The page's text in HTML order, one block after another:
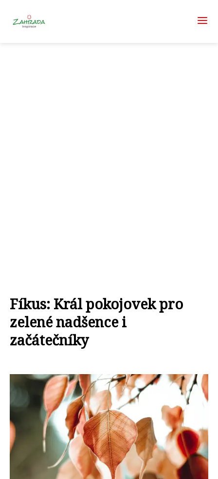
Fíkus: Král pokojovek pro
zelené nadšence i
začátečníky